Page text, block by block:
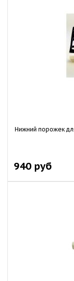
Нижний порожек
940 руб